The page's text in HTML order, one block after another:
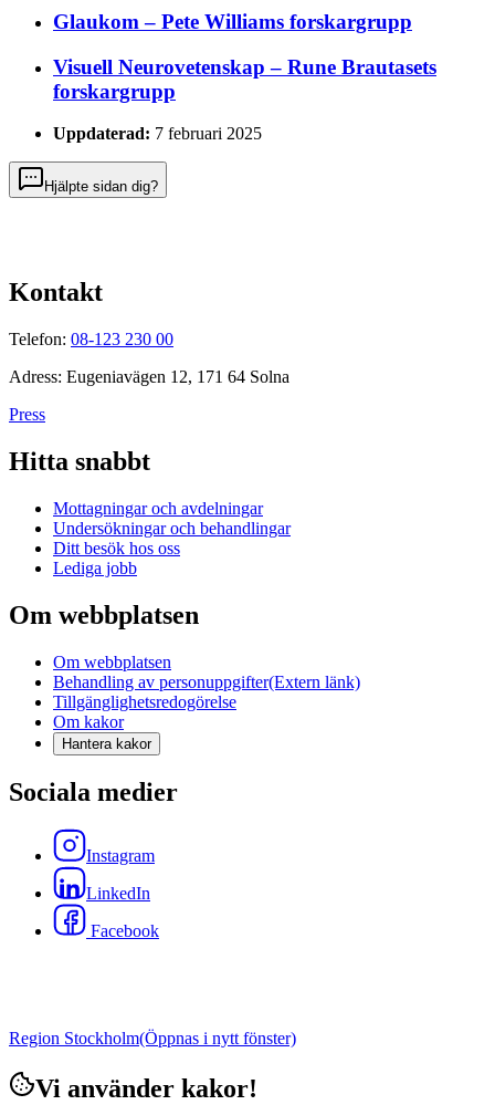
Glaukom – Pete Williams forskargrupp
Visuell Neurovetenskap – Rune Brautasets
forskargrupp
Uppdaterad: 7 februari 2025
Hjälpte sidan dig?
Kontakt
Telefon: 08-123 230 00
Adress: Eugeniavägen 12, 171 64 Solna
Press
Hitta snabbt
Mottagningar och avdelningar
Undersökningar och behandlingar
Ditt besök hos oss
Lediga jobb
Om webbplatsen
Om webbplatsen
Behandling av personuppgifter(Extern länk)
Tillgänglighetsredogörelse
Om kakor
Hantera kakor
Sociala medier
Instagram
LinkedIn
Facebook
Region Stockholm(Öppnas i nytt fönster)
Vi använder kakor!